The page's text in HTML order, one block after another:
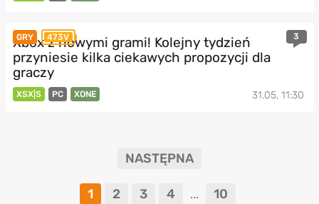
GRY 473V 3
Xbox z nowymi grami! Kolejny tydzień
przyniesie kilka ciekawych propozycji dla
graczy
XSX|S PC XONE 31.05, 11:30
NASTĘPNA
1 2 3 4 ... 10